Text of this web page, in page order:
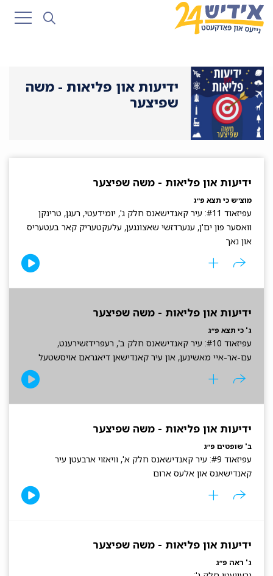
ידיעות און פליאות - משה
שפיצער
ידיעות און פליאות - משה שפיצער
מוצ״ש כי תצא פ״ג
עפיזאוד #11: עיר קאנדישאנס חלק ג', יומידעטי, רעגן, טרינקן
וואסער פון ים'ן, ענערדזשי שאצונגען, עלעקטעריק קאר בעטעריס
און נאך
ידיעות און פליאות - משה שפיצער
ג' כי תצא פ״ג
עפיזאוד #10: עיר קאנדישאנס חלק ב', רעפרידזשירענט,
עם-אר-איי מאשינען, און עיר קאנדישאן דיאגראם אויסשטעל
ידיעות און פליאות - משה שפיצער
ב' שופטים פ״ג
עפיזאוד #9: עיר קאנדישאנס חלק א', וויאזוי ארבעטן עיר
קאנדישאנס און אלעס ארום
ידיעות און פליאות - משה שפיצער
ג' ראה פ״ג